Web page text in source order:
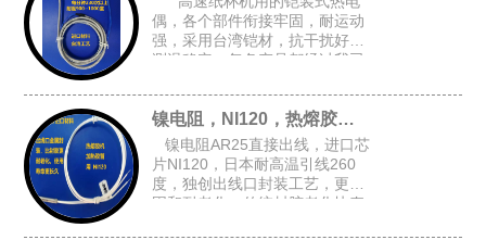
偶，各个部件衔接牢固，耐运动
强，采用台湾铠材，抗干扰好，
测温稳定，每条产品都经过我司
检测，确保每条产品都是完好的
才能出厂
镍电阻，NI120，热熔胶机胶管感温头
镍电阻AR25直接出线，进口芯
片NI120，日本耐高温引线260
度，独创出线口封装工艺，更牢
固和耐老化，传统封胶老化快寿